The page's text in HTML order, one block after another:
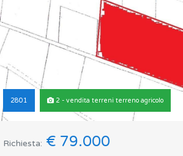
2801 2 - vendita terreni terreno agricolo
Richiesta: € 79.000